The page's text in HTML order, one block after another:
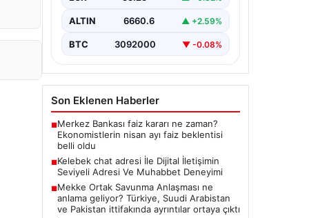
seviyeli bir biçimde bağlantı
etmektedir. Halen…
ALTIN 6660.6 ▲ +2.59%
BTC 3092000 ▼ -0.08%
Son Eklenen Haberler
■Merkez Bankası faiz kararı ne zaman?
Ekonomistlerin nisan ayı faiz beklentisi
belli oldu
■Kelebek chat adresi İle Dijital İletişimin
Seviyeli Adresi Ve Muhabbet Deneyimi
■Mekke Ortak Savunma Anlaşması ne
anlama geliyor? Türkiye, Suudi Arabistan
ve Pakistan ittifakında ayrıntılar ortaya çıktı